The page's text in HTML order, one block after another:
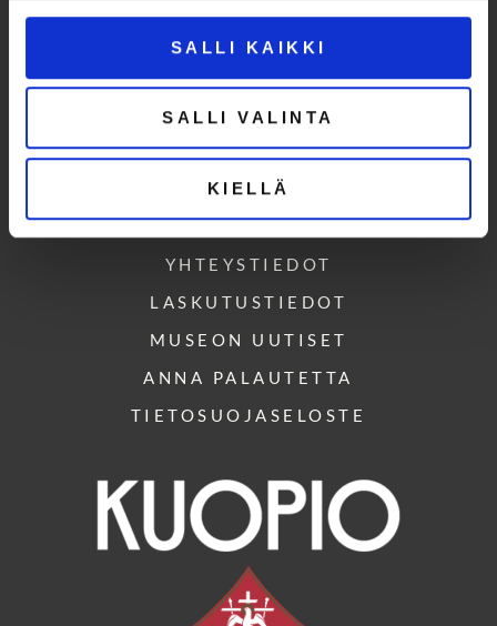
SALLI KAIKKI
SALLI VALINTA
KIELLÄ
PÄÄSYLIPUT
Opiskelijat ja eläkeläiset 8 €
Alle 18-vuotiaat veloituksetta
NÄYTTELYT NYT
OPASTUKSET
YHTEYSTIEDOT
LASKUTUSTIEDOT
MUSEON UUTISET
ANNA PALAUTETTA
TIETOSUOJASELOSTE